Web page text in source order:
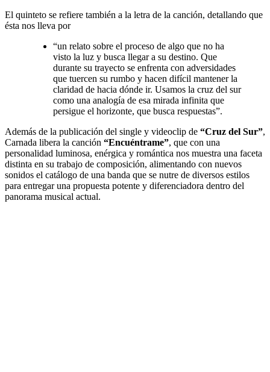
El quinteto se refiere también a la letra de la canción, detallando que
ésta nos lleva por
“un relato sobre el proceso de algo que no ha
visto la luz y busca llegar a su destino. Que
durante su trayecto se enfrenta con adversidades
que tuercen su rumbo y hacen difícil mantener la
claridad de hacia dónde ir. Usamos la cruz del sur
como una analogía de esa mirada infinita que
persigue el horizonte, que busca respuestas”.
Además de la publicación del single y videoclip de “Cruz del Sur”,
Carnada libera la canción “Encuéntrame”, que con una
personalidad luminosa, enérgica y romántica nos muestra una faceta
distinta en su trabajo de composición, alimentando con nuevos
sonidos el catálogo de una banda que se nutre de diversos estilos
para entregar una propuesta potente y diferenciadora dentro del
panorama musical actual.